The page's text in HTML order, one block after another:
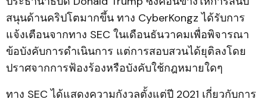
สนุนด้านคริปโตมากขึ้น ทาง CyberKongz ได้รับการ
แจ้งเตือนจากทาง SEC ในเดือนธันวาคมเพื่อพิจารณา
ข้อบังคับการดำเนินการ แต่การสอบสวนได้ยุติลงโดย
ปราศจากการฟ้องร้องหรือบังคับใช้กฎหมายใดๆ
ทาง SEC ได้แสดงความกังวลตั้งแต่ปี 2021 เกี่ยวกับการ